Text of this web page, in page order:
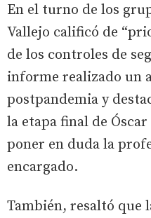
En el turno de los
Vallejo calificó de
de los controles de
informe realizado un
postpandemia y
la etapa final de
poner en duda la
encargado.
También, resaltó que